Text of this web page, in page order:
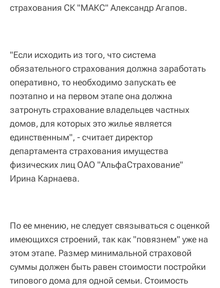
страхования СК "МАКС" Александр Агапов.
"Если исходить из того, что система
обязательного страхования должна заработать
оперативно, то необходимо запускать ее
поэтапно и на первом этапе она должна
затронуть страхование владельцев частных
домов, для которых это жилье является
единственным", - считает директор
департамента страхования имущества
физических лиц ОАО "АльфаСтрахование"
Ирина Карнаева.
По ее мнению, не следует связываться с оценкой
имеющихся строений, так как "повязнем" уже на
этом этапе. Размер минимальной страховой
суммы должен быть равен стоимости постройки
типового дома для одной семьи. Стоимость